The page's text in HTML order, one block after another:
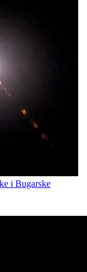
i Bugarske